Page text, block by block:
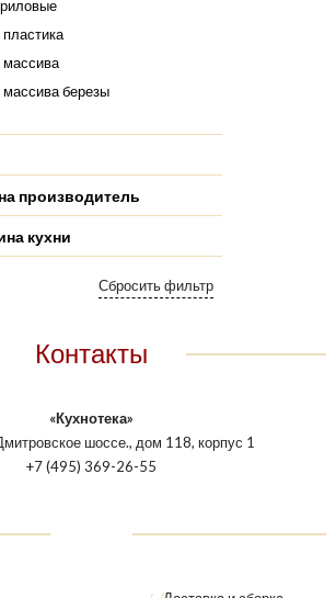
пластика
массива
массива березы
производитель
кухни
Контакты
«Кухнотека»
шоссе., дом 118, корпус 1
+7 (495) 369-26-55